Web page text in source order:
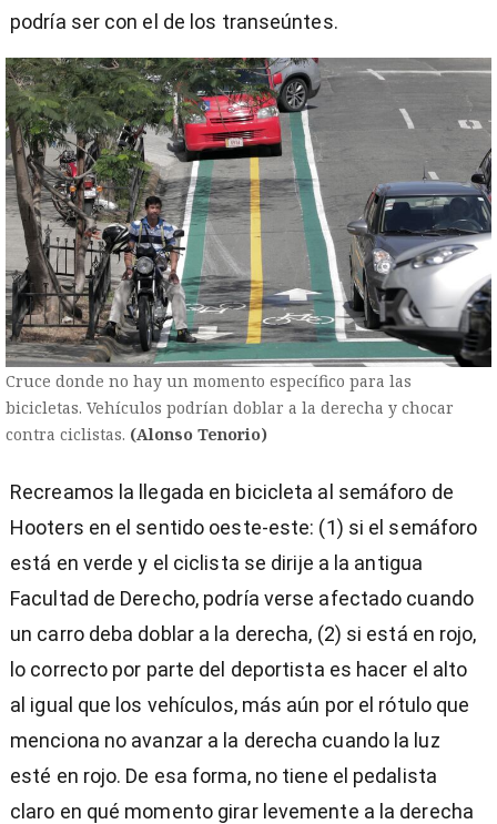
podría ser con el de los transeúntes.
Cruce donde no hay un momento específico para las
bicicletas. Vehículos podrían doblar a la derecha y chocar
contra ciclistas. (Alonso Tenorio)
Recreamos la llegada en bicicleta al semáforo de
Hooters en el sentido oeste-este: (1) si el semáforo
está en verde y el ciclista se dirije a la antigua
Facultad de Derecho, podría verse afectado cuando
un carro deba doblar a la derecha, (2) si está en rojo,
lo correcto por parte del deportista es hacer el alto
al igual que los vehículos, más aún por el rótulo que
menciona no avanzar a la derecha cuando la luz
esté en rojo. De esa forma, no tiene el pedalista
claro en qué momento girar levemente a la derecha